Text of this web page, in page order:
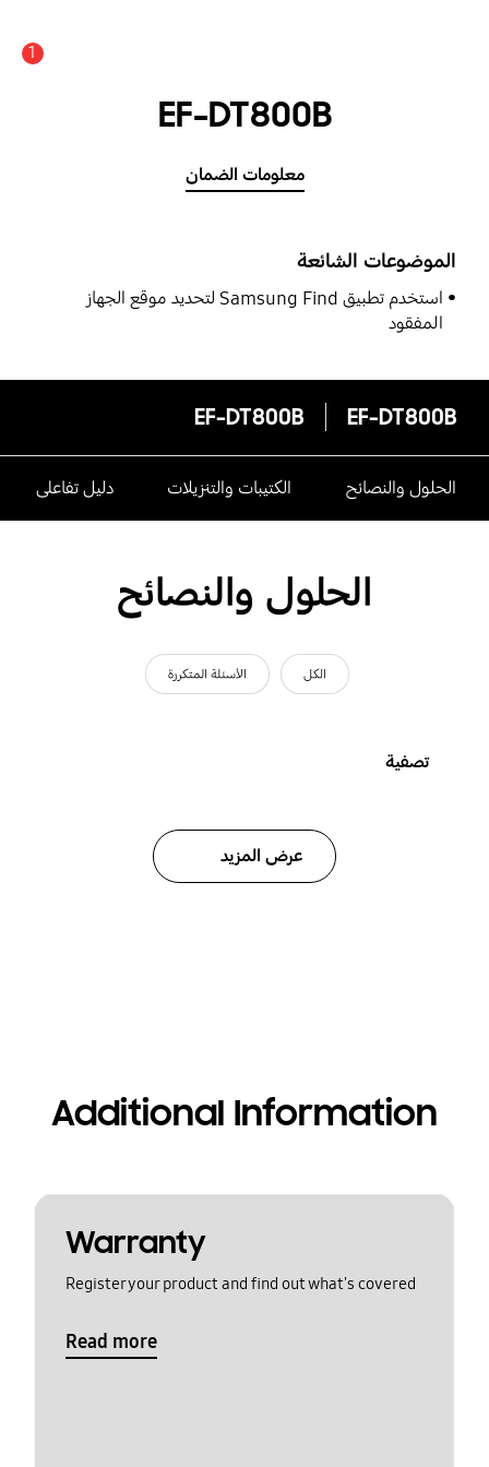
1
EF-DT800B
معلومات الضمان
الموضوعات الشائعة
استخدم تطبيق Samsung Find لتحديد موقع الجهاز
المفقود
EF-DT800B
EF-DT800B
الحلول والنصائح الكتيبات والتنزيلات دليل تفاعلى
الحلول والنصائح
الكل الأسئلة المتكررة
تصفية
عرض المزيد
Additional Information
Warranty
Register your product and find out what's covered
Read more